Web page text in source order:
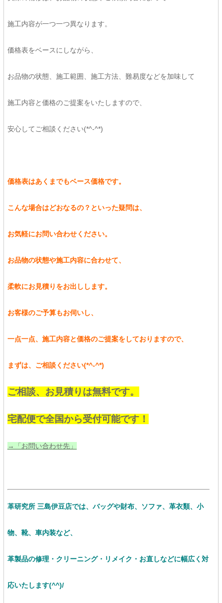
施工内容が一つ一つ異なります。
価格表をベースにしながら、
お品物の状態、施工範囲、施工方法、難易度などを加味して
施工内容と価格のご提案をいたしますので、
安心してご相談ください(*^-^*)
価格表はあくまでもベース価格です。
こんな場合はどおなるの？といった疑問は、
お気軽にお問い合わせください。
お品物の状態や施工内容に合わせて、
柔軟にお見積りをお出しします。
お客様のご予算もお伺いし、
一点一点、施工内容と価格のご提案をしておりますので、
まずは、ご相談ください(*^-^*)
ご相談、お見積りは無料です。
宅配便で全国から受付可能です！
→「お問い合わせ先」
革研究所 三島伊豆店では、バッグや財布、ソファ、革衣類、小
物、靴、車内装など、
革製品の修理・クリーニング・リメイク・お直しなどに幅広く対
応いたします(^^)/